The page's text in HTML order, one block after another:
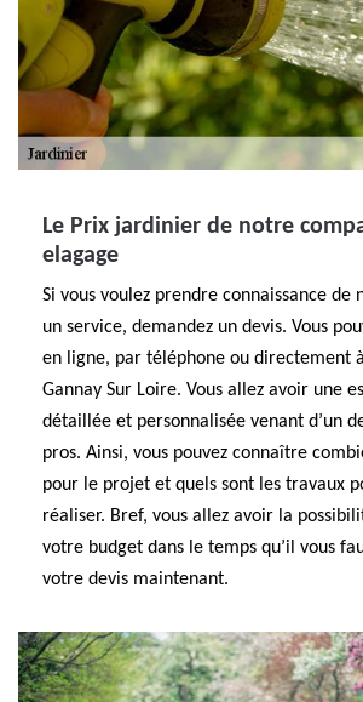
Le Prix jardinier de notre
elagage
Si vous voulez prendre connaissance de
un service, demandez un devis. Vous
en ligne, par téléphone ou directement
Gannay Sur Loire. Vous allez avoir une
détaillée et personnalisée venant d’un
pros. Ainsi, vous pouvez connaître
pour le projet et quels sont les travaux
réaliser. Bref, vous allez avoir la
votre budget dans le temps qu’il vous
votre devis maintenant.